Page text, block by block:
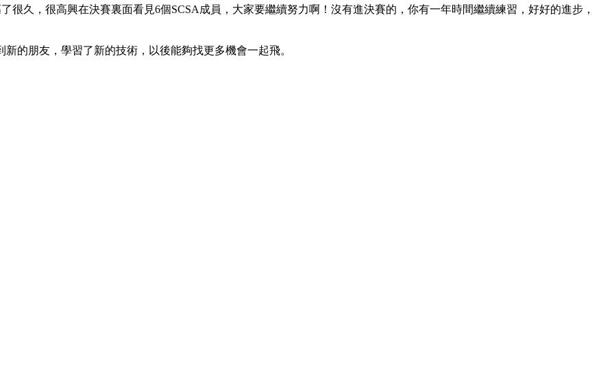
很久，很高興在決賽裏面看見6個SCSA成員，大家要繼續努力啊！沒有進決賽的，你有一年時間繼續練習，好好的進步，
的朋友，學習了新的技術，以後能夠找更多機會一起飛。